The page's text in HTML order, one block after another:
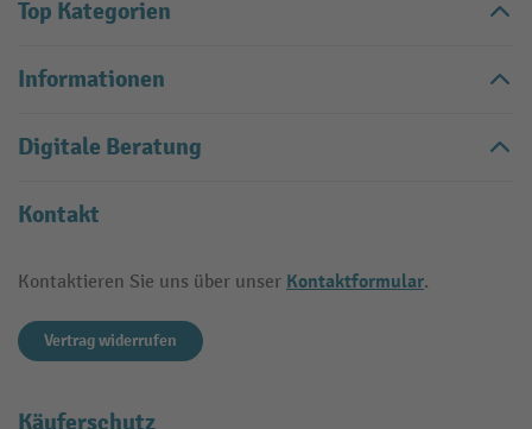
Top Kategorien
Informationen
Digitale Beratung
Kontakt
Kontaktieren Sie uns über unser Kontaktformular.
Vertrag widerrufen
Käuferschutz